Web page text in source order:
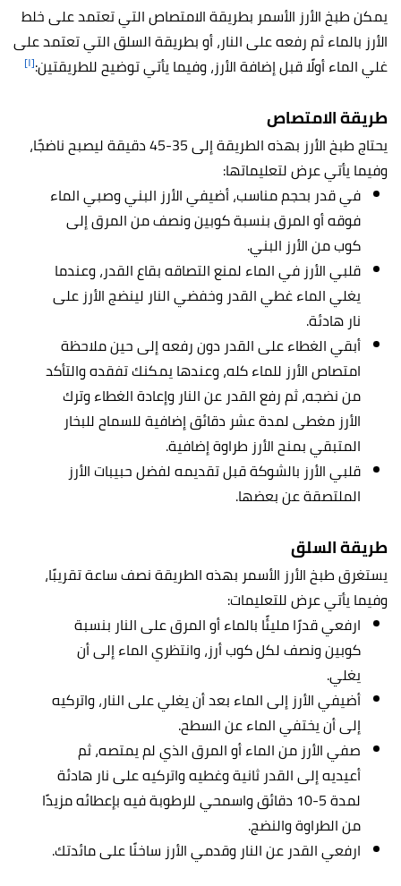
يمكن طبخ الأرز الأسمر بطريقة الامتصاص التي تعتمد على خلط
الأرز بالماء ثم رفعه على النار، أو بطريقة السلق التي تعتمد على
غلي الماء أولًا قبل إضافة الأرز، وفيما يأتي توضيح للطريقتين:[١]
طريقة الامتصاص
يحتاج طبخ الأرز بهذه الطريقة إلى 35-45 دقيقة ليصبح ناضجًا،
وفيما يأتي عرض لتعليماتها:
في قدر بحجم مناسب، أضيفي الأرز البني وصبي الماء
فوقه أو المرق بنسبة كوبين ونصف من المرق إلى
كوب من الأرز البني.
قلبي الأرز في الماء لمنع التصاقه بقاع القدر، وعندما
يغلي الماء غطي القدر وخفضي النار لينضج الأرز على
نار هادئة.
أبقي الغطاء على القدر دون رفعه إلى حين ملاحظة
امتصاص الأرز للماء كله، وعندها يمكنك تفقده والتأكد
من نضجه، ثم رفع القدر عن النار وإعادة الغطاء وترك
الأرز مغطى لمدة عشر دقائق إضافية للسماح للبخار
المتبقي بمنح الأرز طراوة إضافية.
قلبي الأرز بالشوكة قبل تقديمه لفضل حبيبات الأرز
الملتصقة عن بعضها.
طريقة السلق
يستغرق طبخ الأرز الأسمر بهذه الطريقة نصف ساعة تقريبًا،
وفيما يأتي عرض للتعليمات:
ارفعي قدرًا مليئًا بالماء أو المرق على النار بنسبة
كوبين ونصف لكل كوب أرز، وانتظري الماء إلى أن
يغلي.
أضيفي الأرز إلى الماء بعد أن يغلي على النار، واتركيه
إلى أن يختفي الماء عن السطح.
صفي الأرز من الماء أو المرق الذي لم يمتصه، ثم
أعيديه إلى القدر ثانية وغطيه واتركيه على نار هادئة
لمدة 5-10 دقائق واسمحي للرطوبة فيه بإعطائه مزيدًا
من الطراوة والنضج.
ارفعي القدر عن النار وقدمي الأرز ساخنًا على مائدتك.